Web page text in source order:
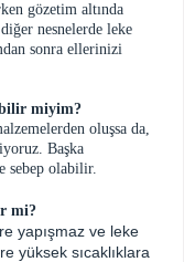
gözetim altında
nesnelerde leke
sonra ellerinizi
miyim?
oluşsa da,
Başka
sebep olabilir.
mi?
yapışmaz ve leke
yüksek sıcaklıklara